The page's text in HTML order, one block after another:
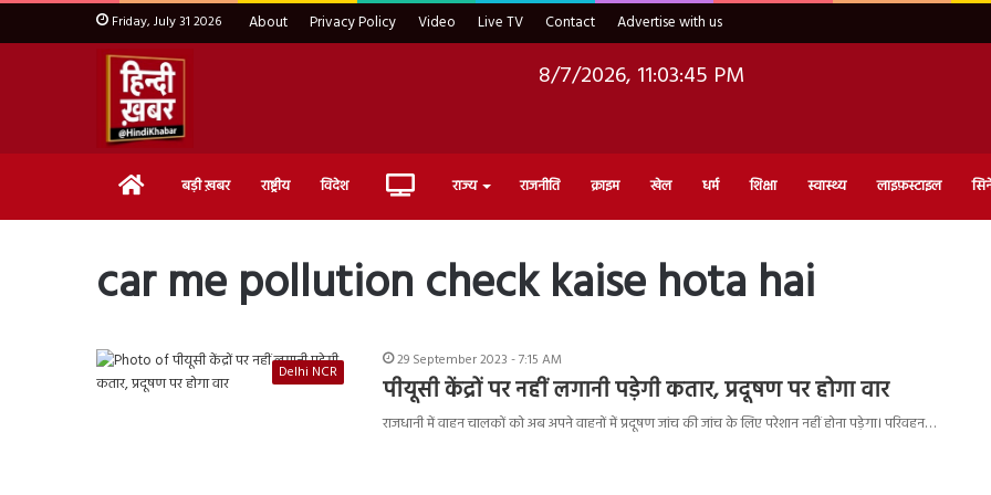
Friday, July 31 2026 About Privacy Policy Video Live TV Contact Advertise with us
8/7/2026, 11:03:46 PM
Home बड़ी ख़बर राष्ट्रीय विदेश Live राज्य राजनीति क्राइम खेल धर्म शिक्षा स्वास्थ्य लाइफ़स्टाइल
car me pollution check kaise hota hai
Delhi NCR
29 September 2023 - 7:15 AM
पीयूसी केंद्रों पर नहीं लगानी पड़ेगी कतार, प्रदूषण पर होगा वार
राजधानी में वाहन चालकों को अब अपने वाहनों में प्रदूषण जांच की जांच के लिए परेशान नहीं होना पड़ेगा। परिवहन…